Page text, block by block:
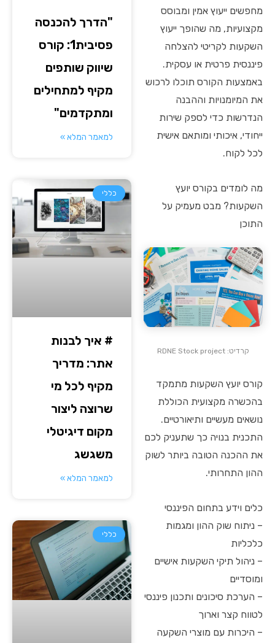
מחפשים ייעוץ אמין ומבוסס
מקצועיות, מה שהופך ייעוץ
השקעות לקריטי להצלחה
פיננסית פרטית או עסקית.
באמצעות הקורס תוכלו לרכוש
את המיומנויות וההבנה
הנדרשות כדי לספק שירות
ייחודי, איכותי ומותאם אישית
לכל לקוח.
מה לומדים בקורס יועץ
השקעות? מבט מעמיק על
התוכן
קרדיט: RDNE Stock project
קורס יועץ השקעות מתמקד
בהכשרה מקצועית הכוללת
נושאים מעשיים ותיאורטיים.
התכנית בנויה כך שתעניק לכם
את ההכנה הטובה ביותר לשוק
ההון התחרותי.
כלים וידע בתחום הפיננסי
– ניתוח שוק ההון ומגמות
כלכליות
– ניהול תיקי השקעות אישיים
ומוסדיים
– הערכת סיכונים ותכנון פיננסי
לטווח קצר וארוך
– היכרות עם מוצרי השקעה
"הדרך להכנסה
פסיבית1: קורס
שיווק שותפים
מקיף למתחילים
ומתקדמים"
למאמר המלא »
כללי
# איך לבנות
אתר: מדריך
מקיף לכל מי
שרוצה ליצור
מקום דיגיטלי
משגשג
למאמר המלא »
כללי